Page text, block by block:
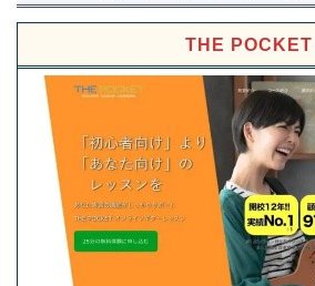
THE POCKET